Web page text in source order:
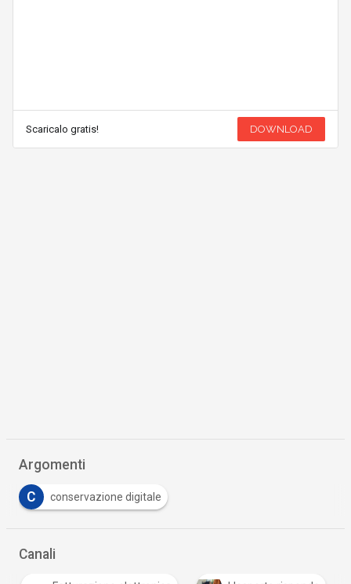
Scaricalo gratis! DOWNLOAD
Argomenti
C conservazione digitale
Canali